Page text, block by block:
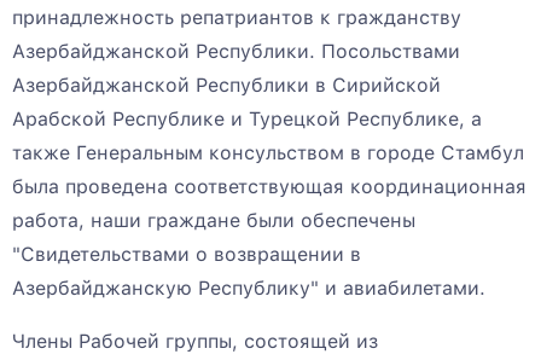
принадлежность репатриантов к гражданству
Азербайджанской Республики. Посольствами
Азербайджанской Республики в Сирийской
Арабской Республике и Турецкой Республике, а
также Генеральным консульством в городе Стамбул
была проведена соответствующая координационная
работа, наши граждане были обеспечены
"Свидетельствами о возвращении в
Азербайджанскую Республику" и авиабилетами.
Члены Рабочей группы, состоящей из